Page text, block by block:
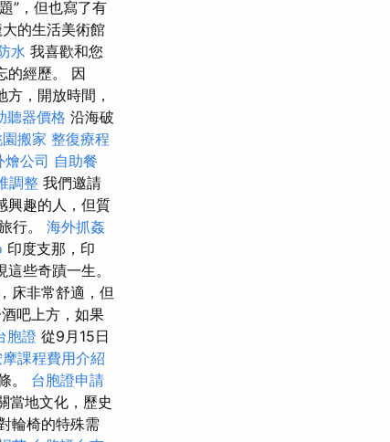
”，但也寫了有
的生活美術館
水 我喜歡和您
的經歷。 因
，開放時間，
聽器價格 沿海破
搬家 整復療程
燴公司 自助餐
調整 我們邀請
興趣的人，但質
行。 海外抓姦
印度支那，印
些奇蹟一生。
床非常舒適，但
吧上方，如果
胞證 從9月15日
課程費用介紹
。 台胞證申請
當地文化，歷史
輪椅的特殊需